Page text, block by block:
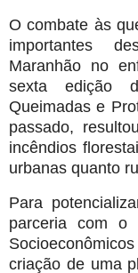
O combate às
importantes
Maranhão no
sexta edição
Queimadas e
passado,
incêndios
urbanas quanto
Para
parceria com o
criação de uma